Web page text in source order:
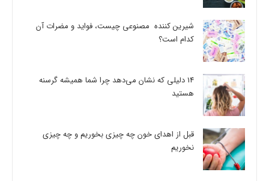
شیرین کننده مصنوعی چیست، فواید و مضرات آن
کدام است؟
14 دلیلی که نشان می‌دهد چرا شما همیشه گرسنه
هستید
قبل از اهدای خون چه چیزی بخوریم و چه چیزی
نخوریم